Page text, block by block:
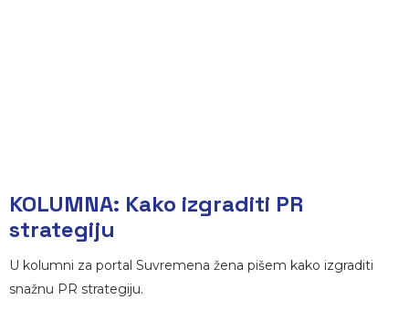
KOLUMNA: Kako izgraditi PR
strategiju
U kolumni za portal Suvremena žena pišem kako izgraditi
snažnu PR strategiju.